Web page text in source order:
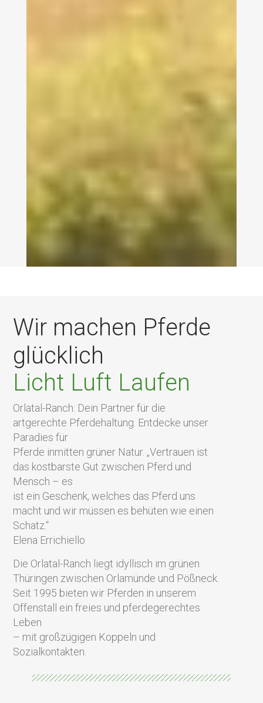
Wir machen Pferde
glücklich
Licht Luft Laufen
Orlatal-Ranch: Dein Partner für die
artgerechte Pferdehaltung. Entdecke unser
Paradies für
Pferde inmitten grüner Natur. „Vertrauen ist
das kostbarste Gut zwischen Pferd und
Mensch – es
ist ein Geschenk, welches das Pferd uns
macht und wir müssen es behüten wie einen
Schatz.“
Elena Errichiello
Die Orlatal-Ranch liegt idyllisch im grünen
Thüringen zwischen Orlamünde und Pößneck.
Seit 1995 bieten wir Pferden in unserem
Offenstall ein freies und pferdegerechtes
Leben
– mit großzügigen Koppeln und
Sozialkontakten.